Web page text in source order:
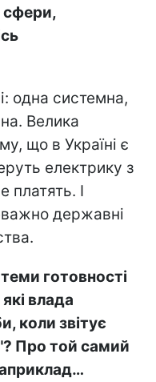
сфери,
одна системна,
Велика
що в Україні є
електрику з
платять. І
державні
готовності
влада
коли звітує
Про той самий